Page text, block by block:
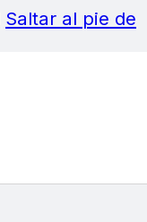
Saltar al pie de